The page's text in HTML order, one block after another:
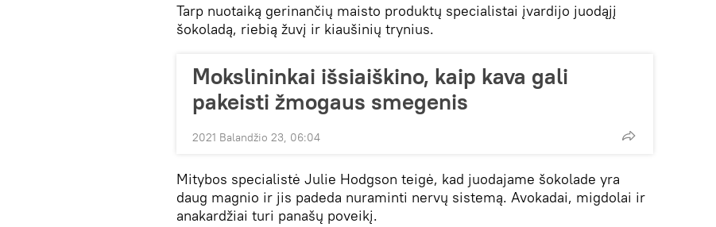
Tarp nuotaiką gerinančių maisto produktų specialistai įvardijo juodąjį
šokoladą, riebią žuvį ir kiaušinių trynius.
Mokslininkai išsiaiškino, kaip kava gali
pakeisti žmogaus smegenis
2021 Balandžio 23, 06:04
Mitybos specialistė Julie Hodgson teigė, kad juodajame šokolade yra
daug magnio ir jis padeda nuraminti nervų sistemą. Avokadai, migdolai ir
anakardžiai turi panašų poveikį.